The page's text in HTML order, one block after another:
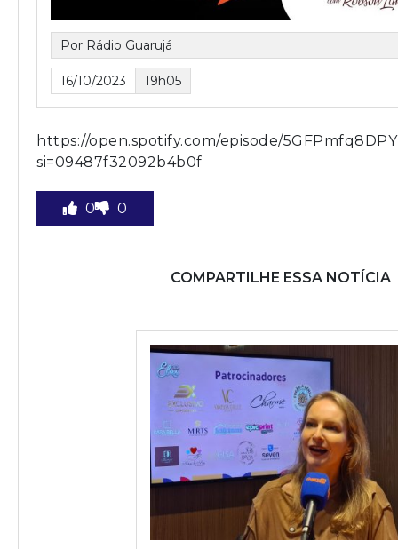
Por Rádio Guarujá
16/10/2023 19h05
https://open.spotify.com/episode/
si=09487f32092b4b0f
0 0
COMPARTILHE ESSA NOTÍCIA